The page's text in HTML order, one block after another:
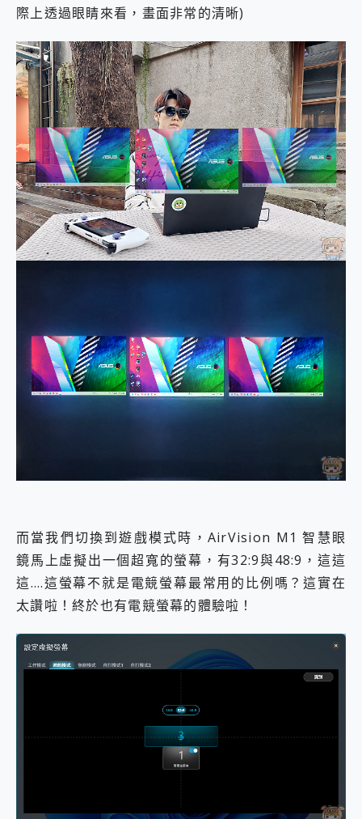
際上透過眼睛來看，畫面非常的清晰)
而當我們切換到遊戲模式時，AirVision M1 智慧眼
鏡馬上虛擬出一個超寬的螢幕，有32:9與48:9，這這
這….這螢幕不就是電競螢幕最常用的比例嗎？這實在
太讚啦！終於也有電競螢幕的體驗啦！